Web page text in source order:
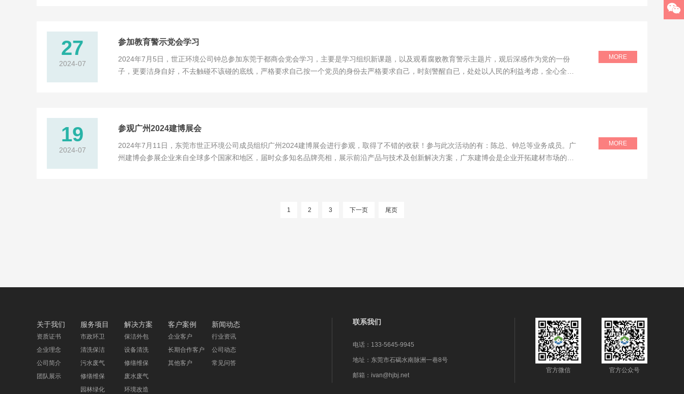
27
2024-07
参加教育警示党会学习
2024年7月5日，世正环境公司钟总参加东莞于都商会党会学习，主要是学习组织新课题，以及观看腐败教育警示主题片，观后深感作为党的一份
子，更要洁身自好，不去触碰不该碰的底线，严格要求自己按一个党员的身份去严格要求自己，时刻警醒自已，处处以人民的利益考虑，全心全意
MORE
19
2024-07
参观广州2024建博展会
2024年7月11日，东莞市世正环境公司成员组织广州2024建博展会进行参观，取得了不错的收获！参与此次活动的有：陈总、钟总等业务成员。广
州建博会参展企业来自全球多个国家和地区，届时众多知名品牌亮相，展示前沿产品与技术及创新解决方案，广东建博会是企业开拓建材市场的平
MORE
1 2 3 下一页 尾页
关于我们
资质证书
企业理念
公司简介
团队展示
服务项目
市政环卫
清洗保洁
污水废气
修缮维保
园林绿化
解决方案
保洁外包
设备清洗
修缮维保
废水废气
环境改造
客户案例
企业客户
长期合作客户
其他客户
新闻动态
行业资讯
公司动态
常见问答
联系我们
电话： 133-5645-9945
地址： 东莞市石碣水南脉洲一巷8号
邮箱： ivan@hjbj.net
官方微信 官方公众号